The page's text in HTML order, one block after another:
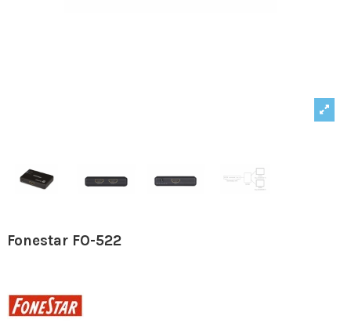
Fonestar FO-522